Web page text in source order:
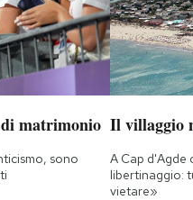
matrimonio
sono
Il villaggio
A Cap d'Agde
libertinaggio:
vietare»